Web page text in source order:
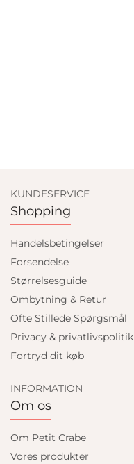
KUNDESERVICE
Shopping
Handelsbetingelser
Forsendelse
Størrelsesguide
Ombytning & Retur
Ofte Stillede Spørgsmål
Privacy & privatlivspolitik
Fortryd dit køb
INFORMATION
Om os
Om Petit Crabe
Vores produkter